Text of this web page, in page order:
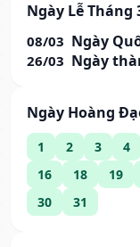
Ngày Lễ Tháng
08/03 Ngày
26/03 Ngày
Ngày Hoàng
1 2 3 4
16
18 19
30
31